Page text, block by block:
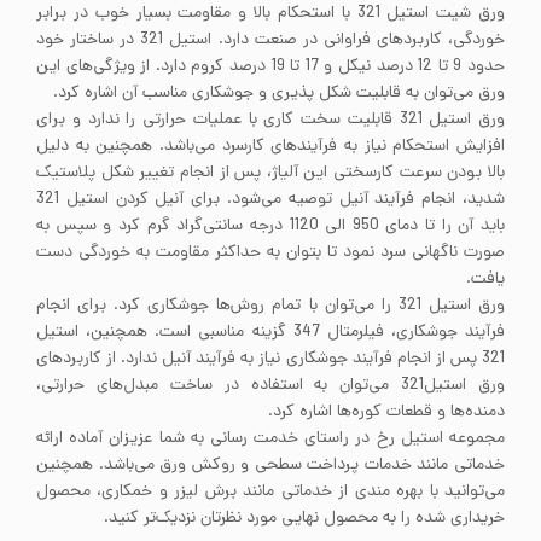
ورق شیت استیل 321 با استحکام بالا و مقاومت بسیار خوب در برابر
خوردگی، کاربردهای فراوانی در صنعت دارد. استیل 321 در ساختار خود
حدود 9 تا 12 درصد نیکل و 17 تا 19 درصد کروم دارد. از ویژگی‌های این
ورق می‌توان به قابلیت شکل پذیری و جوشکاری مناسب آن اشاره کرد.
ورق استیل 321 قابلیت سخت کاری با عملیات حرارتی را ندارد و برای
افزایش استحکام نیاز به فرآیندهای کارسرد می‌باشد. همچنین به دلیل
بالا بودن سرعت کارسختی این آلیاژ، پس از انجام تغییر شکل پلاستیک
شدید، انجام فرآیند آنیل توصیه می‌شود. برای آنیل کردن استیل 321
باید آن را تا دمای 950 الی 1120 درجه سانتی‌گراد گرم کرد و سپس به
صورت ناگهانی سرد نمود تا بتوان به حداکثر مقاومت به خوردگی دست
یافت.
ورق استیل 321 را می‌توان با تمام روش‌ها جوشکاری کرد. برای انجام
فرآیند جوشکاری، فیلرمتال 347 گزینه مناسبی است. همچنین، استیل
321 پس از انجام فرآیند جوشکاری نیاز به فرآیند آنیل ندارد. از کاربردهای
ورق استیل321 می‌توان به استفاده در ساخت مبدل‌های حرارتی،
دمنده‌ها و قطعات کوره‌ها اشاره کرد.
مجموعه استیل رخ در راستای خدمت رسانی به شما عزیزان آماده ارائه
خدماتی مانند خدمات پرداخت سطحی و روکش ورق می‌باشد. همچنین
می‌توانید با بهره مندی از خدماتی مانند برش لیزر و خمکاری، محصول
خریداری شده را به محصول نهایی مورد نظرتان نزدیک‌تر کنید.